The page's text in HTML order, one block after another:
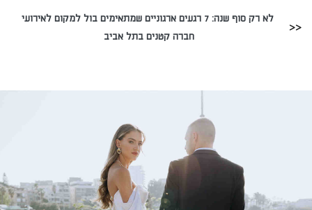
לא רק סוף שנה: 7 רגעים ארגוניים שמתאימים בול למקום לאירועי
חברה קטנים בתל אביב